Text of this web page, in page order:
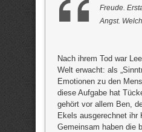
Freude.
Angst.
Nach ihrem Tod war
Welt erwacht: als
Emotionen zu den
diese Aufgabe hat
gehört vor allem Ben,
Ekels ausgerechnet ihr
Gemeinsam haben die